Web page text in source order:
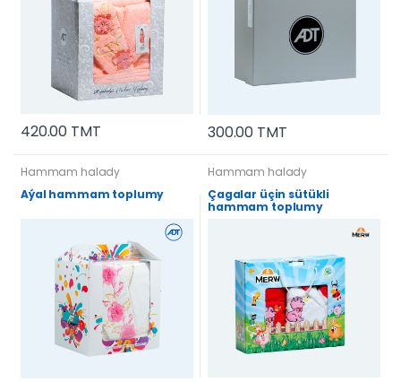
420.00 TMT 300.00 TMT
Hammam halady
Aýal hammam toplumy
Hammam halady
Çagalar üçin sütükli
hammam toplumy